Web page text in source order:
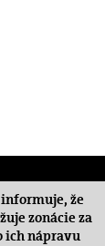
že
zonácie za
ich nápravu